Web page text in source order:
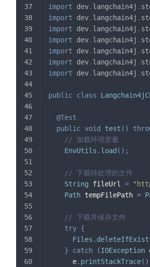
import
dev. langchain4j .
import
dev. langchain4j .
import
dev. langchain4j .
import
dev. langchain4j .
import
dev. langchain4j .
import
dev. langchain4j .
import
dev. langchain4j .
public class
@Test
public void test ( )
// 加载环境变量
EnvUtils . load ( ) ;
// 下载待处理的文件
String fileUrl =
Path tempFilePath =
// 下载并保存文件
try {
Files .
}
catch (IOException
      e
. printStackTrace( )